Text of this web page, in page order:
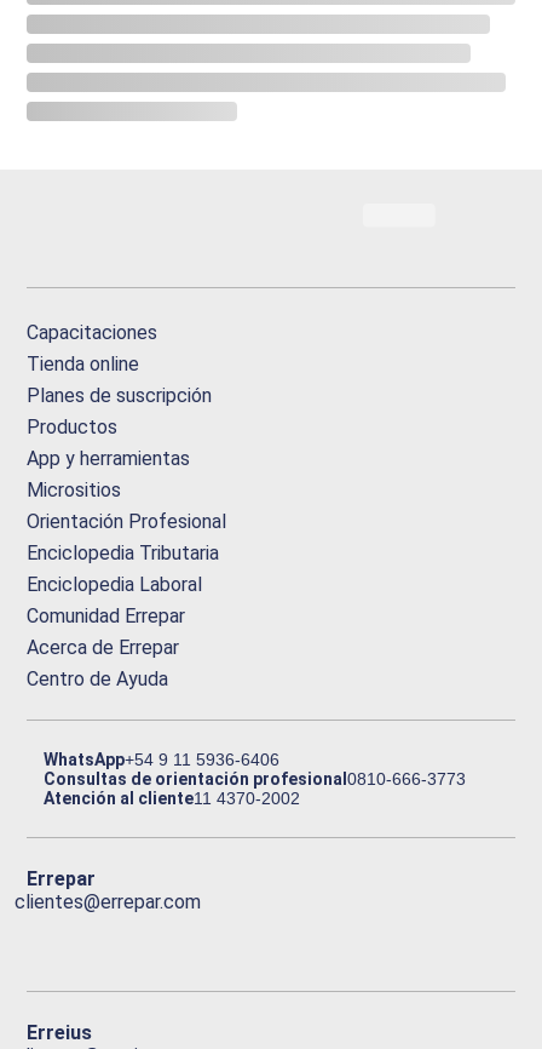
Capacitaciones
Tienda online
Planes de suscripción
Productos
App y herramientas
Micrositios
Orientación Profesional
Enciclopedia Tributaria
Enciclopedia Laboral
Comunidad Errepar
Acerca de Errepar
Centro de Ayuda
WhatsApp+54 9 11 5936-6406
Consultas de orientación profesional0810-666-3773
Atención al cliente11 4370-2002
Errepar
clientes@errepar.com
Erreius